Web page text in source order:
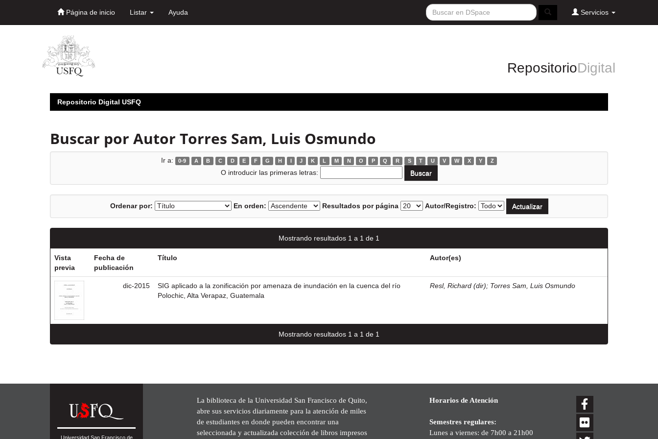
Página de inicio Listar Ayuda Servicios
RepositorioDigital
Repositorio Digital USFQ
Buscar por Autor Torres Sam, Luis Osmundo
Ir a: 0-9 A B C D E F G H I J K L M N O P Q R S T U V W X Y Z
O introducir las primeras letras:
Ordenar por: En orden: Resultados por página Autor/Registro:
Mostrando resultados 1 a 1 de 1
Vista
previa
Fecha de
publicación
Título Autor(es)
dic-2015
SIG aplicado a la zonificación por amenaza de inundación en la cuenca del río
Polochic, Alta Verapaz, Guatemala
Resl, Richard (dir); Torres Sam, Luis Osmundo
Mostrando resultados 1 a 1 de 1
Universidad San Francisco de
La biblioteca de la Universidad San Francisco de Quito,
abre sus servicios diariamente para la atención de miles
de estudiantes en donde pueden encontrar una
seleccionada y actualizada colección de libros impresos
Horarios de Atención
Semestres regulares:
Lunes a viernes: de 7h00 a 21h00